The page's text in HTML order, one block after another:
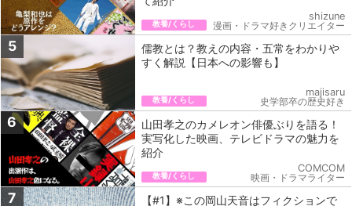
教養/くらし
shizune
漫画・ドラマ好きクリエイター
5
儒教とは？教えの内容・五常をわかりや
すく解説【日本への影響も】
教養/くらし
majisaru
史学部卒の歴史好き
6
山田孝之のカメレオン俳優ぶりを語る！
実写化した映画、テレビドラマの魅力を
紹介
教養/くらし
COMCOM
映画・ドラマライター
7
【#1】※この岡山天音はフィクションで